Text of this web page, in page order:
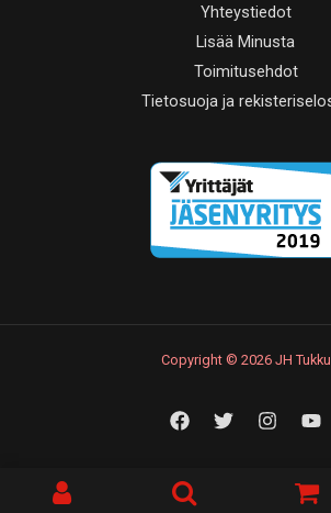
Yhteystiedot
Lisää Minusta
Toimitusehdot
Tietosuoja ja
Copyright © 2026 JH Tukku